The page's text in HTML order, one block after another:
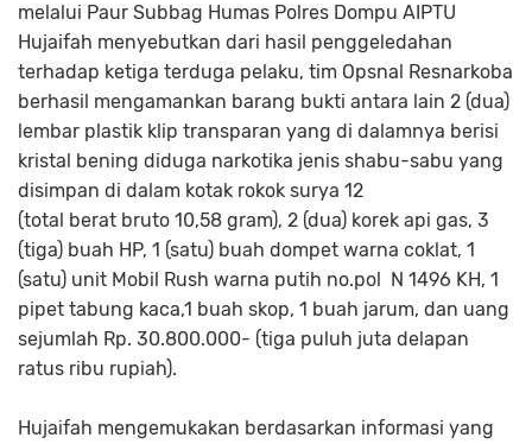
melalui Paur Subbag Humas Polres Dompu AIPTU
Hujaifah menyebutkan dari hasil penggeledahan
terhadap ketiga terduga pelaku, tim Opsnal Resnarkoba
berhasil mengamankan barang bukti antara lain 2 (dua)
lembar plastik klip transparan yang di dalamnya berisi
kristal bening diduga narkotika jenis shabu-sabu yang
disimpan di dalam kotak rokok surya 12
(total berat bruto 10,58 gram), 2 (dua) korek api gas, 3
(tiga) buah HP, 1 (satu) buah dompet warna coklat, 1
(satu) unit Mobil Rush warna putih no.pol N 1496 KH, 1
pipet tabung kaca,1 buah skop, 1 buah jarum, dan uang
sejumlah Rp. 30.800.000- (tiga puluh juta delapan
ratus ribu rupiah).
Hujaifah mengemukakan berdasarkan informasi yang